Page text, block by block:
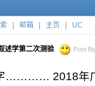
邮箱 主页 UC
述学第二次测验 Post
………… 2018年广